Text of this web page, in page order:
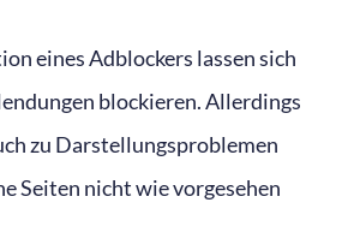
eines Adblockers lassen sich
blockieren. Allerdings
zu Darstellungsproblemen
Seiten nicht wie vorgesehen